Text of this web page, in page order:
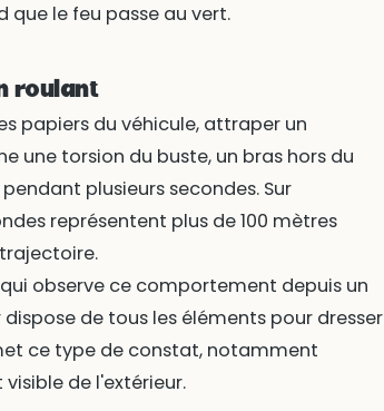
le feu passe au vert.
roulant
papiers du véhicule, attraper un
une torsion du buste, un bras hors du
plusieurs secondes. Sur
représentent plus de 100 mètres
observe ce comportement depuis un
de tous les éléments pour dresser
ce type de constat, notamment
de l'extérieur.